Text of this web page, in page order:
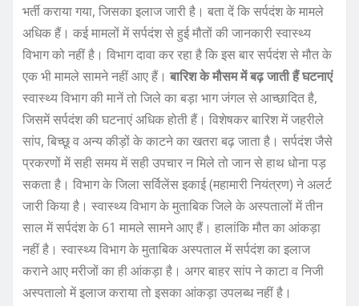
भर्ती कराया गया, जिसका इलाज जारी है। बता दें कि सर्पदंश के मामले
अधिक हैं। कई मामलों में सर्पदंश से हुई मौतों की जानकारी स्वास्थ्य
विभाग को नहीं है। विभाग दावा कर रहा है कि इस बार सर्पदंश से मौत के
एक भी मामले सामने नहीं आए हैं। बारिश के मौसम में बढ़ जाती हैं घटनाएं
स्वास्थ्य विभाग की मानें तो जिले का बड़ा भाग जंगल से आच्छादित है,
जिसमें सर्पदंश की घटनाएं अधिक होती हैं। विशेषकर बारिश में जहरीले
सांप, बिच्छू व अन्य कीड़ों के काटने का खतरा बढ़ जाता है। सर्पदंश जैसे
प्रकरणों में सही समय में सही उपचार न मिले तो जान से हाथ धोना पड़
सकता है। विभाग के जिला सर्विलेंस इकाई (महामारी नियंत्रण) ने अलर्ट
जारी किया है। स्वास्थ्य विभाग के मुताबिक जिले के अस्पतालों में तीन
साल में सर्पदंश के 61 मामले सामने आए हैं। हालांकि मौत का आंकड़ा
नहीं है। स्वास्थ्य विभाग के मुताबिक अस्पताल में सर्पदंश का इलाज
कराने आए मरीजों का ही आंकड़ा है। अगर बाहर सांप ने काटा व निजी
अस्पतालो में इलाज कराया तो इसका आंकड़ा उपलब्ध नहीं है।